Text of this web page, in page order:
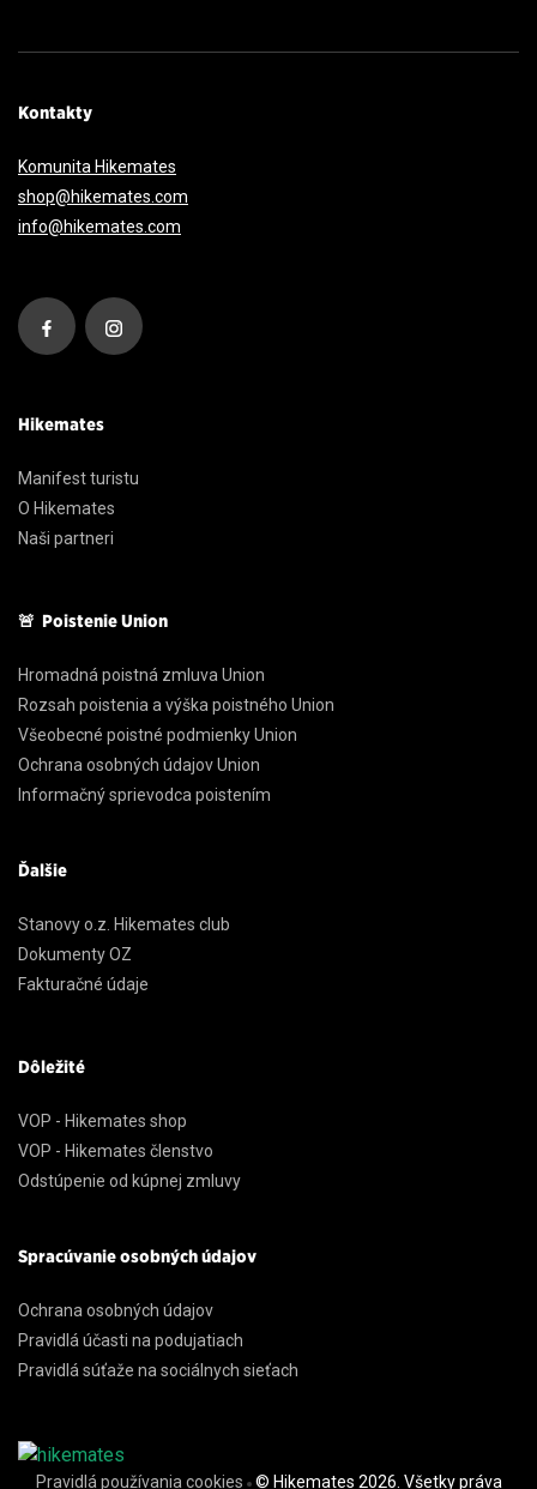
Kontakty
Komunita Hikemates
shop@hikemates.com
info@hikemates.com
Hikemates
Manifest turistu
O Hikemates
Naši partneri
🚨 Poistenie Union
Hromadná poistná zmluva Union
Rozsah poistenia a výška poistného Union
Všeobecné poistné podmienky Union
Ochrana osobných údajov Union
Informačný sprievodca poistením
Ďalšie
Stanovy o.z. Hikemates club
Dokumenty OZ
Fakturačné údaje
Dôležité
VOP - Hikemates shop
VOP - Hikemates členstvo
Odstúpenie od kúpnej zmluvy
Spracúvanie osobných údajov
Ochrana osobných údajov
Pravidlá účasti na podujatiach
Pravidlá súťaže na sociálnych sieťach
Pravidlá používania cookies © Hikemates 2026. Všetky práva